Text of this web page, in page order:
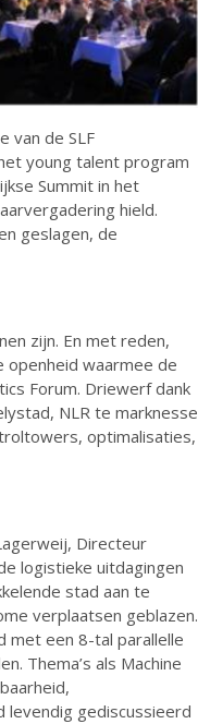
van de SLF
young talent program
Summit in het
hield.
geslagen, de
zijn. En met reden,
openheid waarmee de
Forum. Driewerf dank
NLR te marknesse
optimalisaties,
Directeur
logistieke uitdagingen
stad aan te
verplaatsen geblazen.
met een 8-tal parallelle
Thema’s als Machine
levendig gediscussieerd